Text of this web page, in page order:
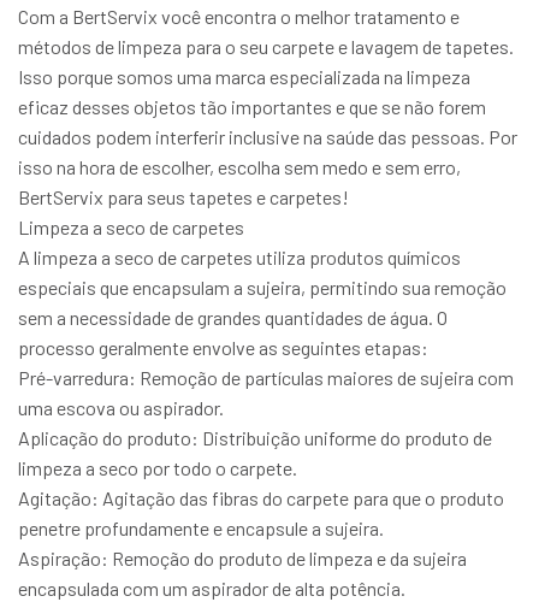
Com a BertServix você encontra o melhor tratamento e
métodos de limpeza para o seu carpete e lavagem de tapetes.
Isso porque somos uma marca especializada na limpeza
eficaz desses objetos tão importantes e que se não forem
cuidados podem interferir inclusive na saúde das pessoas. Por
isso na hora de escolher, escolha sem medo e sem erro,
BertServix para seus tapetes e carpetes!
Limpeza a seco de carpetes
A limpeza a seco de carpetes utiliza produtos químicos
especiais que encapsulam a sujeira, permitindo sua remoção
sem a necessidade de grandes quantidades de água. O
processo geralmente envolve as seguintes etapas:
Pré-varredura: Remoção de partículas maiores de sujeira com
uma escova ou aspirador.
Aplicação do produto: Distribuição uniforme do produto de
limpeza a seco por todo o carpete.
Agitação: Agitação das fibras do carpete para que o produto
penetre profundamente e encapsule a sujeira.
Aspiração: Remoção do produto de limpeza e da sujeira
encapsulada com um aspirador de alta potência.